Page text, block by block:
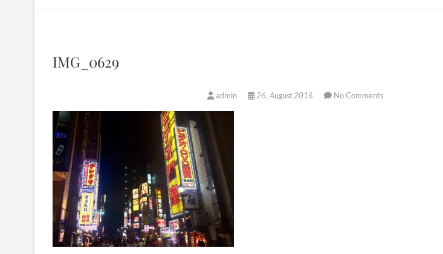
IMG_0629
admin 26. August 2016 No Comments